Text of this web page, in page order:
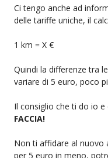
Ci tengo anche ad
delle tariffe uniche, il
1 km = X €
Quindi la differenze tra
variare di 5 euro, poco
Il consiglio che ti do io e
FACCIA!
Non ti affidare al nuovo
per 5 euro in meno,